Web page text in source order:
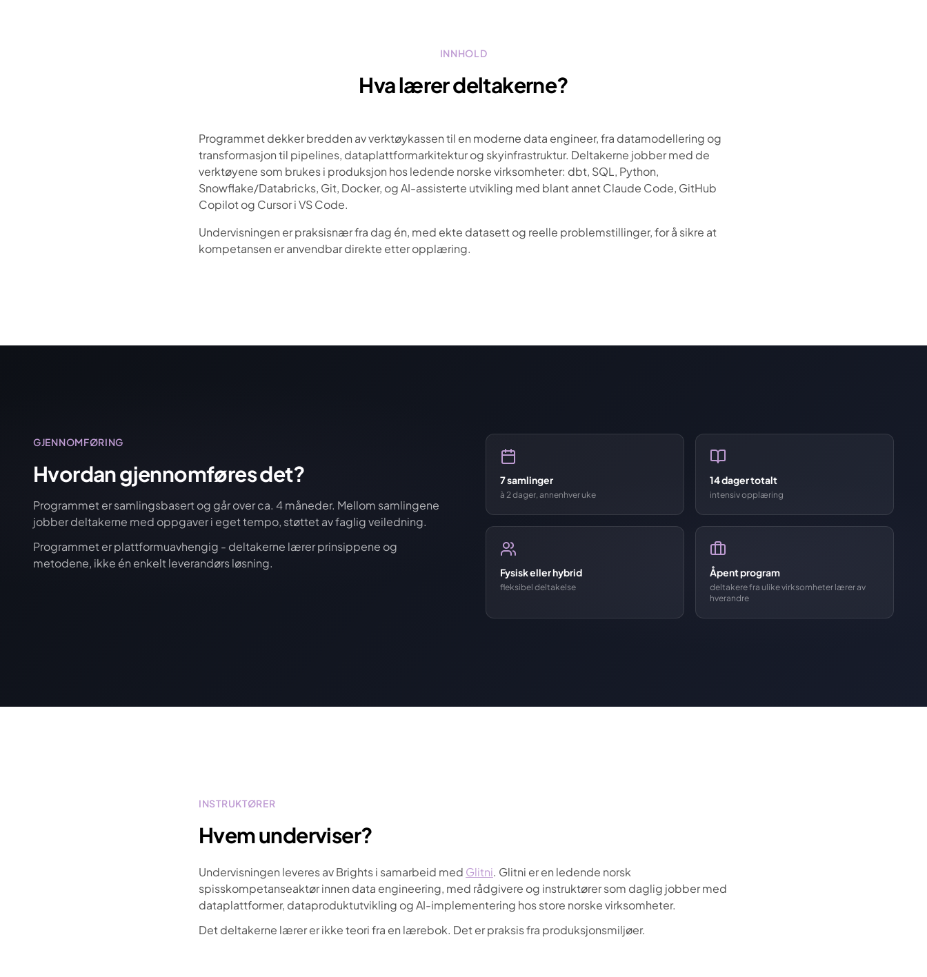
INNHOLD
Hva lærer deltakerne?
Programmet dekker bredden av verktøykassen til en moderne data engineer, fra datamodellering og
transformasjon til pipelines, dataplattformarkitektur og skyinfrastruktur. Deltakerne jobber med de
verktøyene som brukes i produksjon hos ledende norske virksomheter: dbt, SQL, Python,
Snowflake/Databricks, Git, Docker, og AI-assisterte utvikling med blant annet Claude Code, GitHub
Copilot og Cursor i VS Code.
Undervisningen er praksisnær fra dag én, med ekte datasett og reelle problemstillinger, for å sikre at
kompetansen er anvendbar direkte etter opplæring.
GJENNOMFØRING
Hvordan gjennomføres det?
Programmet er samlingsbasert og går over ca. 4 måneder. Mellom samlingene
jobber deltakerne med oppgaver i eget tempo, støttet av faglig veiledning.
Programmet er plattformuavhengig - deltakerne lærer prinsippene og
metodene, ikke én enkelt leverandørs løsning.
7 samlinger
à 2 dager, annenhver uke
14 dager totalt
intensiv opplæring
Fysisk eller hybrid
fleksibel deltakelse
Åpent program
deltakere fra ulike virksomheter lærer av
hverandre
INSTRUKTØRER
Hvem underviser?
Undervisningen leveres av Brights i samarbeid med Glitni. Glitni er en ledende norsk
spisskompetanseaktør innen data engineering, med rådgivere og instruktører som daglig jobber med
dataplattformer, dataproduktutvikling og AI-implementering hos store norske virksomheter.
Det deltakerne lærer er ikke teori fra en lærebok. Det er praksis fra produksjonsmiljøer.